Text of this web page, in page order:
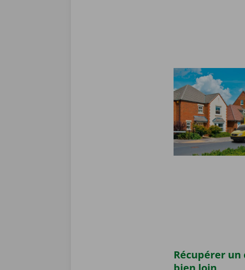
Récupérer